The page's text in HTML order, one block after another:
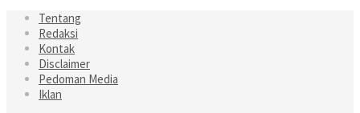
Tentang
Redaksi
Kontak
Disclaimer
Pedoman Media
Iklan